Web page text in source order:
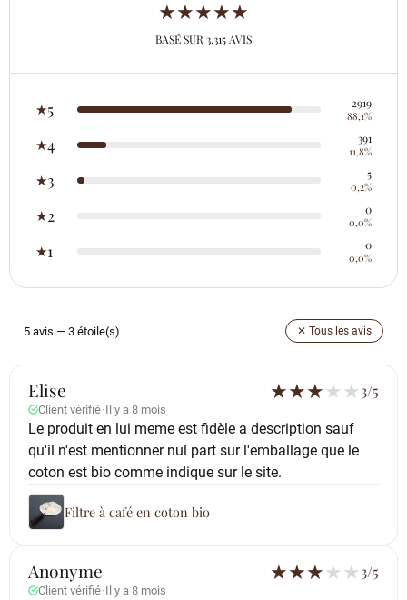
★★★★★
BASÉ SUR 3,315 AVIS
★5 2919
88,1%
★4 391
11,8%
★3 5
0,2%
★2 0
0,0%
★1 0
0,0%
5 avis — 3 étoile(s) ✕ Tous les avis
Elise
Client vérifié· Il y a 8 mois
★★★★ ★3/5
Le produit en lui meme est fidèle a description sauf
qu'il n'est mentionner nul part sur l'emballage que le
coton est bio comme indique sur le site.
Filtre à café en coton bio
Anonyme
Client vérifié· Il y a 8 mois
★★★★ ★3/5